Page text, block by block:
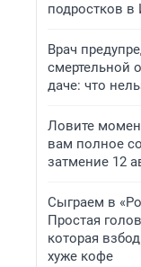
подростков в
Врач
смертельной
даче: что
Ловите
вам полное
затмение 12
Сыграем в
Простая
которая
хуже кофе